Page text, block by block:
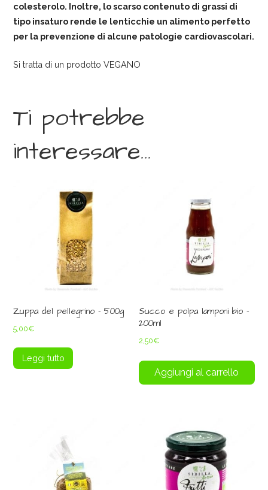
colesterolo. Inoltre, lo scarso contenuto di grassi di
tipo insaturo rende le lenticchie un alimento perfetto
per la prevenzione di alcune patologie cardiovascolari.
Si tratta di un prodotto VEGANO
Ti potrebbe
interessare…
Zuppa del pellegrino – 500g
5,00€
Leggi tutto
Succo e polpa lamponi bio –
200ml
2,50€
Aggiungi al carrello